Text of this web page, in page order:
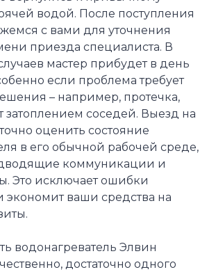
водой. После поступления
с вами для уточнения
приезда специалиста. В
мастер прибудет в день
если проблема требует
– например, протечка,
затоплением соседей. Выезд на
оценить состояние
в его обычной рабочей среде,
коммуникации и
Это исключает ошибки
экономит ваши средства на
водонагреватель Элвин
достаточно одного